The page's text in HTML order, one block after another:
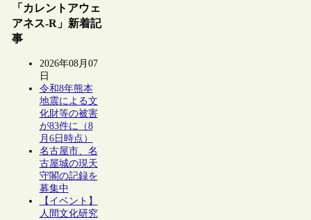
「カレントアウェ
アネス-R」新着記
事
2026年08月07
日
令和8年熊本
地震による文
化財等の被害
が83件に（8
月6日時点）
名古屋市、名
古屋城の現天
守閣の記録を
募集中
【イベント】
人間文化研究